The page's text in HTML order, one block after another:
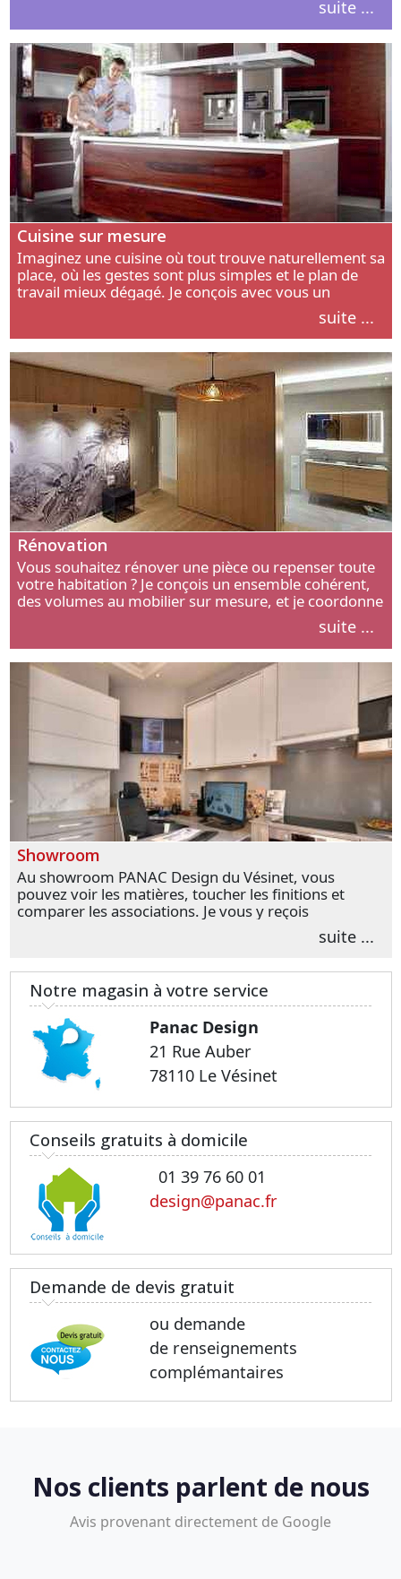
suite ...
Cuisine sur mesure
Imaginez une cuisine où tout trouve naturellement sa
place, où les gestes sont plus simples et le plan de
travail mieux dégagé. Je conçois avec vous un
aménagement adapté à votre manière de cuisiner, de
suite ...
Rénovation
Vous souhaitez rénover une pièce ou repenser toute
votre habitation ? Je conçois un ensemble cohérent,
des volumes au mobilier sur mesure, et je coordonne
suite ...
Showroom
Au showroom PANAC Design du Vésinet, vous
pouvez voir les matières, toucher les finitions et
comparer les associations. Je vous y reçois
personnellement pour parler de votre projet et
transformer vos premières idées en choix plussuite ...
Notre magasin à votre service
Panac Design
21 Rue Auber
78110 Le Vésinet
Conseils gratuits à domicile
01 39 76 60 01
design@panac.fr
Demande de devis gratuit
ou demande
de renseignements
complémantaires
Nos clients parlent de nous
Avis provenant directement de Google